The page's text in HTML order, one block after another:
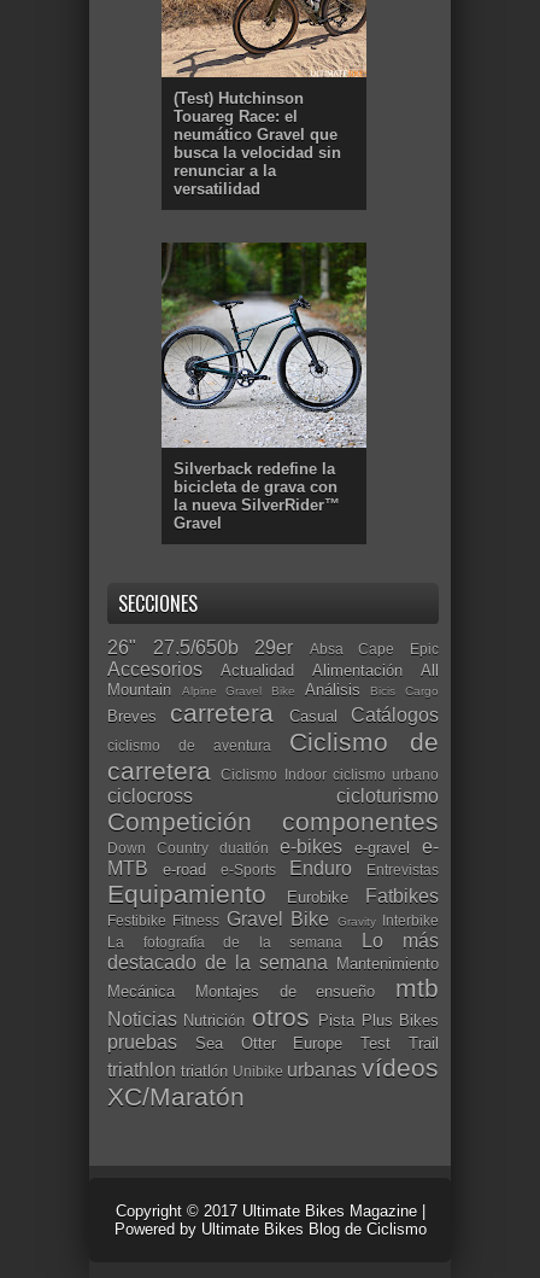
(Test) Hutchinson
Touareg Race: el
neumático Gravel que
busca la velocidad sin
renunciar a la
versatilidad
Silverback redefine la
bicicleta de grava con
la nueva SilverRider™
Gravel
SECCIONES
26" 27.5/650b 29er Absa Cape Epic
Accesorios Actualidad Alimentación
All
Mountain
Alpine Gravel Bike Análisis Bicis Cargo
Breves carretera Casual Catálogos
ciclismo de aventura
Ciclismo de
carretera
Ciclismo Indoor ciclismo urbano
ciclocross cicloturismo
Competición componentes
Down Country duatlón e-bikes e-gravel
e-
MTB
e-road e-Sports Enduro Entrevistas
Equipamiento Eurobike Fatbikes
Festibike Fitness Gravel Bike Gravity Interbike
La fotografía de la semana
Lo más
destacado de la semana Mantenimiento
Mecánica
Montajes de ensueño mtb
Noticias Nutrición otros Pista Plus Bikes
pruebas Sea Otter Europe Test Trail
triathlon triatlón Unibike urbanas vídeos
XC/Maratón
Copyright © 2017 Ultimate Bikes Magazine|
Powered by Ultimate Bikes Blog de Ciclismo